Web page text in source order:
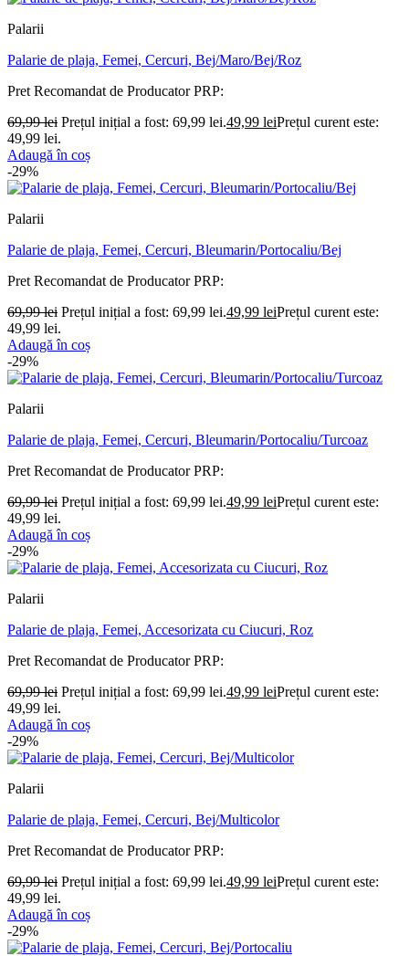
Palarii
Palarie de plaja, Femei, Cercuri, Bej/Maro/Bej/Roz
Pret Recomandat de ProducatorPRP:
69,99lei Prețul inițial a fost: 69,99 lei.49,99 leiPrețul curent este:
49,99 lei.
Adaugă în coș
-29%
Palarii
Palarie de plaja, Femei, Cercuri, Bleumarin/Portocaliu/Bej
Pret Recomandat de ProducatorPRP:
69,99lei Prețul inițial a fost: 69,99 lei.49,99 leiPrețul curent este:
49,99 lei.
Adaugă în coș
-29%
Palarii
Palarie de plaja, Femei, Cercuri, Bleumarin/Portocaliu/Turcoaz
Pret Recomandat de ProducatorPRP:
69,99lei Prețul inițial a fost: 69,99 lei.49,99 leiPrețul curent este:
49,99 lei.
Adaugă în coș
-29%
Palarii
Palarie de plaja, Femei, Accesorizata cu Ciucuri, Roz
Pret Recomandat de ProducatorPRP:
69,99lei Prețul inițial a fost: 69,99 lei.49,99 leiPrețul curent este:
49,99 lei.
Adaugă în coș
-29%
Palarii
Palarie de plaja, Femei, Cercuri, Bej/Multicolor
Pret Recomandat de ProducatorPRP:
69,99lei Prețul inițial a fost: 69,99 lei.49,99 leiPrețul curent este:
49,99 lei.
Adaugă în coș
-29%